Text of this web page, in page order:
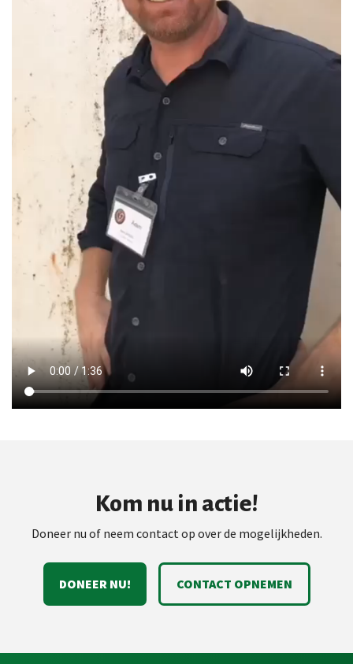
Kom nu in actie!
Doneer nu of neem contact op over de mogelijkheden.
DONEER NU! CONTACT OPNEMEN